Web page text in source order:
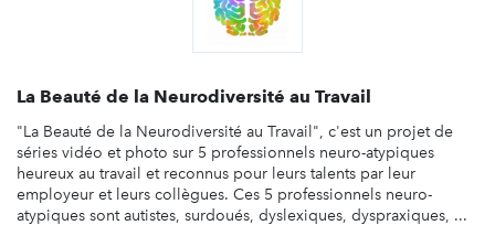
La Beauté de la Neurodiversité au Travail
"La Beauté de la Neurodiversité au Travail", c'est un projet de
séries vidéo et photo sur 5 professionnels neuro-atypiques
heureux au travail et reconnus pour leurs talents par leur
employeur et leurs collègues. Ces 5 professionnels neuro-
atypiques sont autistes, surdoués, dyslexiques, dyspraxiques, ...